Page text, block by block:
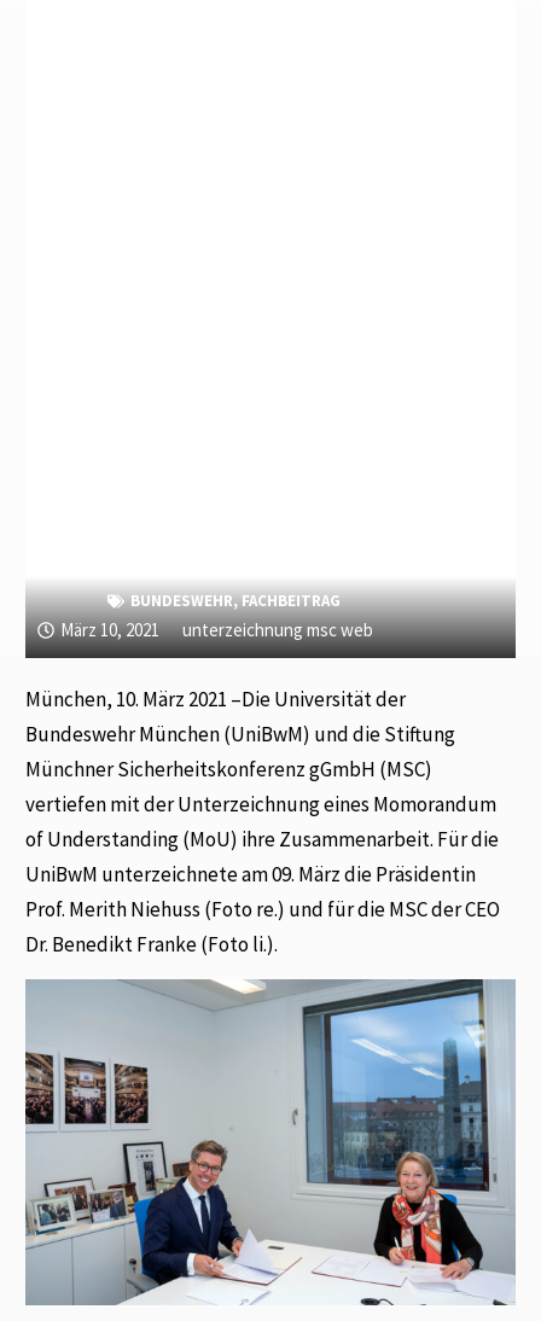
BUNDESWEHR,FACHBEITRAG
März 10, 2021 unterzeichnung msc web
München, 10. März 2021 –Die Universität der
Bundeswehr München (UniBwM) und die Stiftung
Münchner Sicherheitskonferenz gGmbH (MSC)
vertiefen mit der Unterzeichnung eines Momorandum
of Understanding (MoU) ihre Zusammenarbeit. Für die
UniBwM unterzeichnete am 09. März die Präsidentin
Prof. Merith Niehuss (Foto re.) und für die MSC der CEO
Dr. Benedikt Franke (Foto li.).